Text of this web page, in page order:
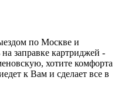
по Москве и
заправке картриджей -
хотите комфорта
к Вам и сделает все в